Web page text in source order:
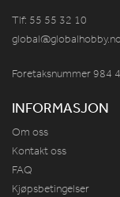
Tlf: 55 55 32 10
Foretaksnummer 984
INFORMASJON
Om oss
Kontakt oss
FAQ
Kjøpsbetingelser